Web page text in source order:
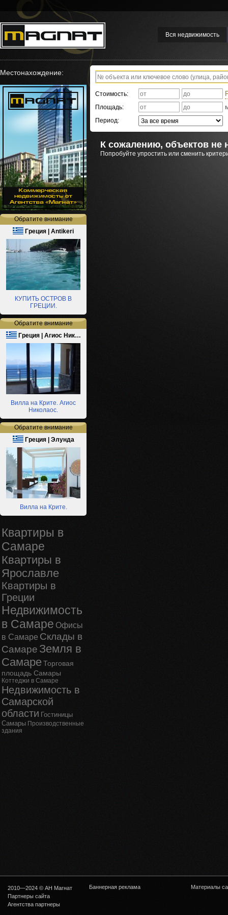
Вся недвижимость
Местонахождение:
Обратите внимание
Греция | Antikeri
КУПИТЬ ОСТРОВ В
ГРЕЦИИ.
Обратите внимание
Греция | Агиос Ник…
Вилла на Крите. Агиос
Николаос.
Обратите внимание
Греция | Элунда
Вилла на Крите.
Квартиры в
Самаре
Квартиры в
Ярославле
Квартиры в
Греции
Недвижимость
в Самаре Офисы
в Самаре Склады в
Самаре Земля в
СамареТорговая
площадь Самары
Коттеджи в Самаре
Недвижимость в
Самарской
области Гостиницы
Самары Производственные
здания
Стоимость:
Площадь:
Период:
К сожалению, объектов не
Попробуйте упростить или сменить
2010—2024 © АН Магнат
Партнеры сайта
Агентства партнеры
Баннерная реклама Материалы